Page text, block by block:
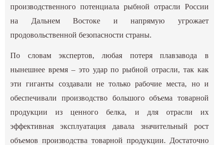
производственного потенциала рыбной отрасли России
на Дальнем Востоке и напрямую угрожает
продовольственной безопасности страны.
По словам экспертов, любая потеря плавзавода в
нынешнее время – это удар по рыбной отрасли, так как
эти гиганты создавали не только рабочие места, но и
обеспечивали производство большого объема товарной
продукции из ценного белка, и для отрасли их
эффективная эксплуатация давала значительный рост
объемов производства товарной продукции. Достаточно